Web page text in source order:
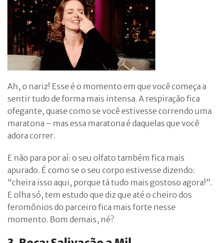
Ah, o nariz! Esse é o momento em que você começa a
sentir tudo de forma mais intensa. A respiração fica
ofegante, quase como se você estivesse correndo uma
maratona – mas essa maratona é daquelas que você
adora correr.
E não para por aí: o seu olfato também fica mais
apurado. É como se o seu corpo estivesse dizendo:
“cheira isso aqui, porque tá tudo mais gostoso agora!”.
E olha só, tem estudo que diz que até o cheiro dos
feromônios do parceiro fica mais forte nesse
momento. Bom demais, né?